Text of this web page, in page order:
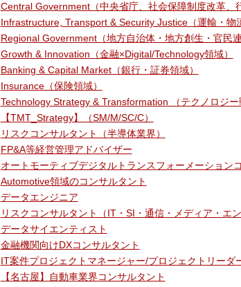
Central Government（中央省庁、社会保障制度改革、
Infrastructure, Transport & Security Justice（運輸・物
Regional Government（地方自治体・地方創生・官民
Growth & Innovation（金融×Digital/Technology領域）
Banking & Capital Market（銀行・証券領域）
Insurance（保険領域）
Technology Strategy & Transformation （テクノロジー
【TMT_Strategy】（SM/M/SC/C）
リスクコンサルタント（半導体業界）
FP&A等経営管理アドバイザー
オートモーティブデジタルトランスフォーメーション
Automotive領域のコンサルタント
データエンジニア
リスクコンサルタント（IT・SI・通信・メディア・エ
データサイエンティスト
金融機関向けDXコンサルタント
IT案件プロジェクトマネージャー/プロジェクトリーダ
【名古屋】自動車業界コンサルタント